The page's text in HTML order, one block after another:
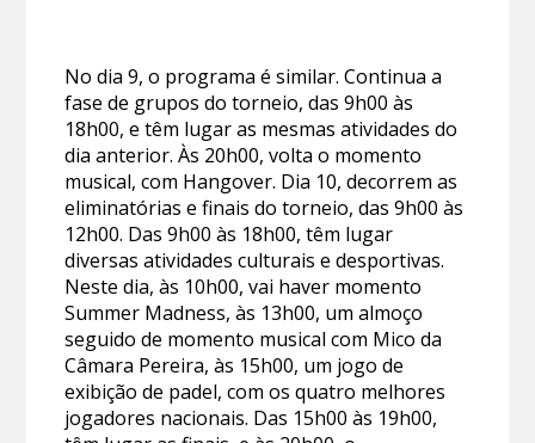
No dia 9, o programa é similar. Continua a
fase de grupos do torneio, das 9h00 às
18h00, e têm lugar as mesmas atividades do
dia anterior. Às 20h00, volta o momento
musical, com Hangover. Dia 10, decorrem as
eliminatórias e finais do torneio, das 9h00 às
12h00. Das 9h00 às 18h00, têm lugar
diversas atividades culturais e desportivas.
Neste dia, às 10h00, vai haver momento
Summer Madness, às 13h00, um almoço
seguido de momento musical com Mico da
Câmara Pereira, às 15h00, um jogo de
exibição de padel, com os quatro melhores
jogadores nacionais. Das 15h00 às 19h00,